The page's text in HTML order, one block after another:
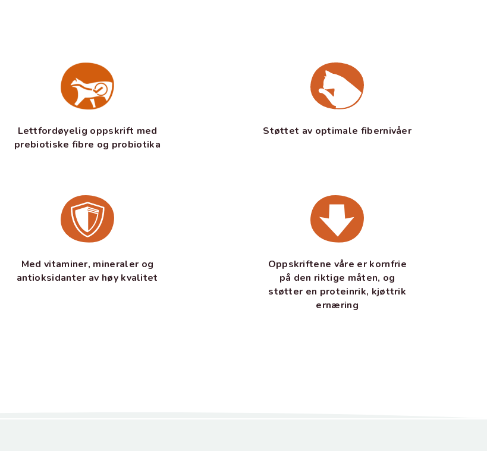
Lettfordøyelig oppskrift med
prebiotiske fibre og probiotika
Støttet av optimale fibernivåer
Med vitaminer, mineraler og
antioksidanter av høy kvalitet
Oppskriftene våre er kornfrie
på den riktige måten, og
støtter en proteinrik, kjøttrik
ernæring